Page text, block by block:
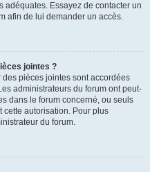
adéquates. Essayez de contacter un
afin de lui demander un accès.
jointes ?
pièces jointes sont accordées
administrateurs du forum ont peut-
dans le forum concerné, ou seuls
cette autorisation. Pour plus
du forum.